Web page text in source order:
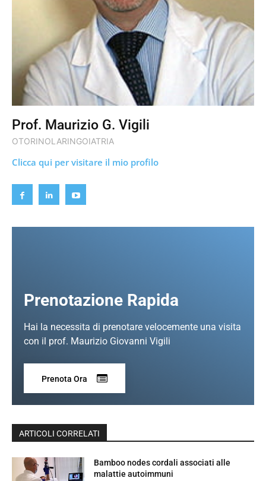
Prof. Maurizio G. Vigili
OTORINOLARINGOIATRIA
Clicca qui per visitare il mio profilo
Prenotazione Rapida
Hai la necessita di prenotare velocemente una visita
con il prof. Maurizio Giovanni Vigili
Prenota Ora
ARTICOLI CORRELATI
Bamboo nodes cordali associati alle
malattie autoimmuni